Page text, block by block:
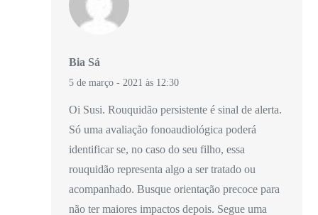
Bia Sá
5 de março - 2021 às 12:30
Oi Susi. Rouquidão persistente é sinal de alerta.
Só uma avaliação fonoaudiológica poderá
identificar se, no caso do seu filho, essa
rouquidão representa algo a ser tratado ou
acompanhado. Busque orientação precoce para
não ter maiores impactos depois. Segue uma